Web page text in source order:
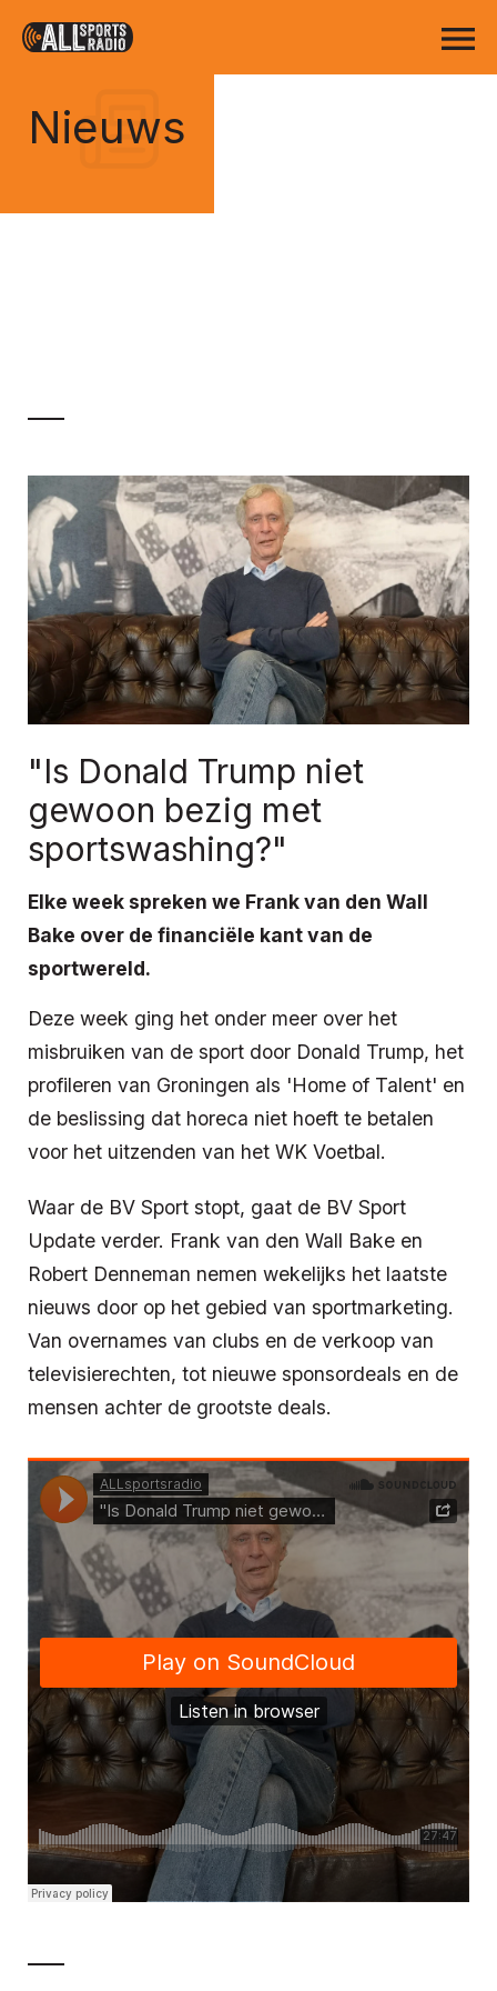
Nieuws
"Is Donald Trump niet
gewoon bezig met
sportswashing?"
Elke week spreken we Frank van den Wall
Bake over de financiële kant van de
sportwereld.
Deze week ging het onder meer over het
misbruiken van de sport door Donald Trump, het
profileren van Groningen als 'Home of Talent' en
de beslissing dat horeca niet hoeft te betalen
voor het uitzenden van het WK Voetbal.
Waar de BV Sport stopt, gaat de BV Sport
Update verder. Frank van den Wall Bake en
Robert Denneman nemen wekelijks het laatste
nieuws door op het gebied van sportmarketing.
Van overnames van clubs en de verkoop van
televisierechten, tot nieuwe sponsordeals en de
mensen achter de grootste deals.